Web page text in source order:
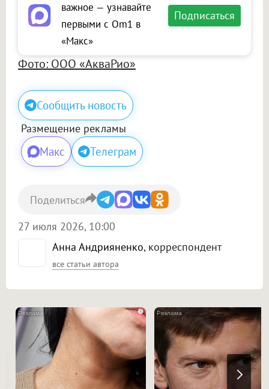
важное — узнавайте
первыми с Om1 в
«Макс»
Подписаться
Фото: ООО «АкваРио»
Сообщить новость
Размещение рекламы
Макс Телеграм
Анна Андрияненко, корреспондент
все статьи автора
27 июля 2026, 10:00
Поделиться
i